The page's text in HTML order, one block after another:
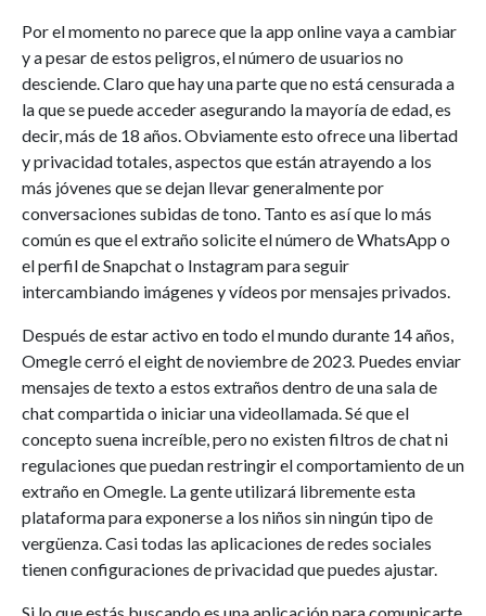
Por el momento no parece que la app online vaya a cambiar
y a pesar de estos peligros, el número de usuarios no
desciende. Claro que hay una parte que no está censurada a
la que se puede acceder asegurando la mayoría de edad, es
decir, más de 18 años. Obviamente esto ofrece una libertad
y privacidad totales, aspectos que están atrayendo a los
más jóvenes que se dejan llevar generalmente por
conversaciones subidas de tono. Tanto es así que lo más
común es que el extraño solicite el número de WhatsApp o
el perfil de Snapchat o Instagram para seguir
intercambiando imágenes y vídeos por mensajes privados.
Después de estar activo en todo el mundo durante 14 años,
Omegle cerró el eight de noviembre de 2023. Puedes enviar
mensajes de texto a estos extraños dentro de una sala de
chat compartida o iniciar una videollamada. Sé que el
concepto suena increíble, pero no existen filtros de chat ni
regulaciones que puedan restringir el comportamiento de un
extraño en Omegle. La gente utilizará libremente esta
plataforma para exponerse a los niños sin ningún tipo de
vergüenza. Casi todas las aplicaciones de redes sociales
tienen configuraciones de privacidad que puedes ajustar.